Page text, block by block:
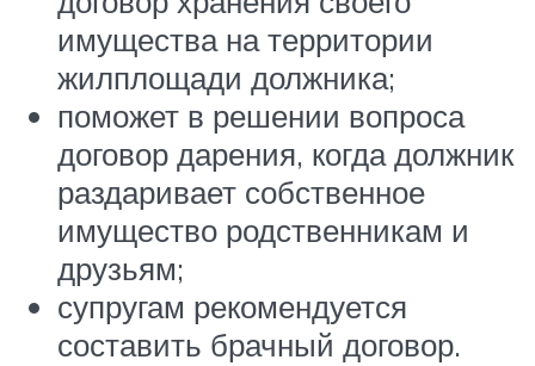
имущества на территории
жилплощади должника;
поможет в решении вопроса
договор дарения, когда должник
раздаривает собственное
имущество родственникам и
друзьям;
супругам рекомендуется
составить брачный договор.